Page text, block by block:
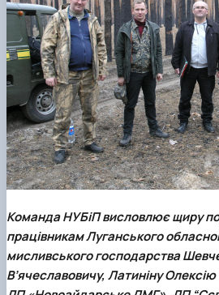
КомандаНУБіПвисловлює щиру
працівникам Луганського
мисливського господарства
В’ячеславовичу, Латиніну